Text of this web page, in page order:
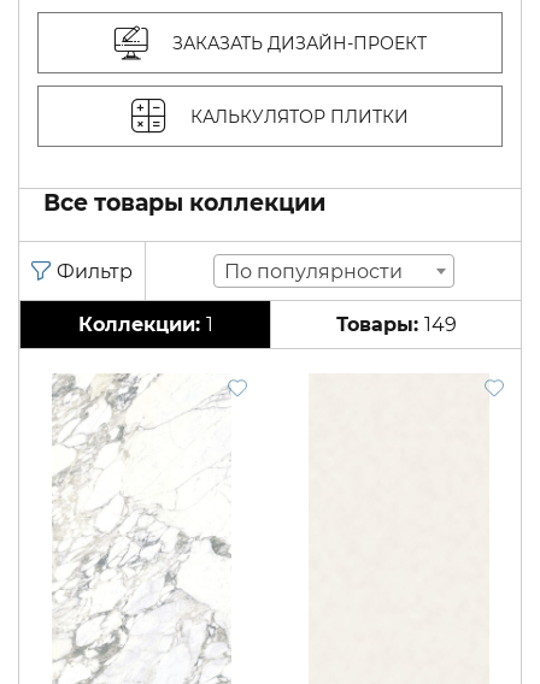
ЗАКАЗАТЬ ДИЗАЙН-ПРОЕКТ
КАЛЬКУЛЯТОР ПЛИТКИ
Все товары коллекции
По популярности
1 149